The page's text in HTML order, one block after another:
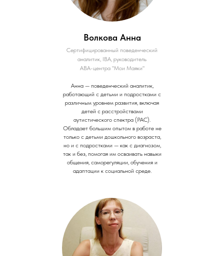
Волкова Анна
Сертифицированный поведенческий
аналитик, IВА, руководитель
АВА-центра "Мои Маяки"
Анна — поведенческий аналитик,
работающий с детьми и подростками с
различным уровнем развития, включая
детей с расстройствами
аутистического спектра (РАС).
Обладает большим опытом в работе не
только с детьми дошкольного возраста,
но и с подростками — как с диагнозом,
так и без, помогая им осваивать навыки
общения, саморегуляции, обучения и
адаптации к социальной среде.